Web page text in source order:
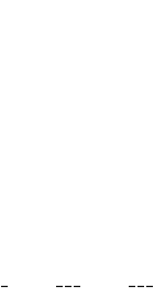
- --- ---